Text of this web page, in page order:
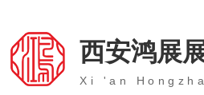
西安鸿展
Xi 'an